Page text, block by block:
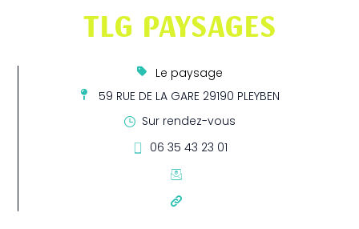
TLG PAYSAGES
Le paysage
59 RUE DE LA GARE 29190 PLEYBEN
Sur rendez-vous
06 35 43 23 01